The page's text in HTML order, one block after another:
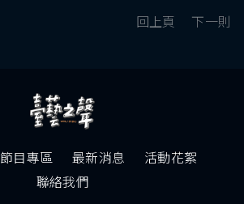
回上頁 下一則
節目專區 最新消息
活動花絮
聯絡我們